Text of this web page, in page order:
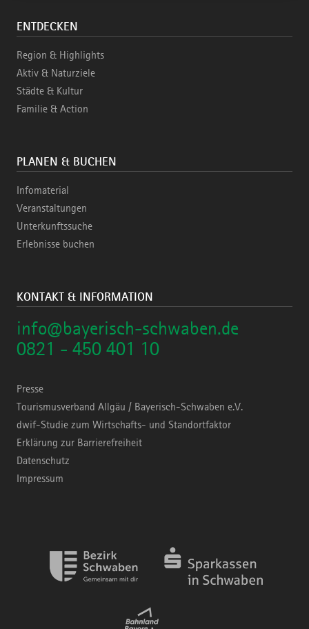
ENTDECKEN
Region & Highlights
Aktiv & Naturziele
Städte & Kultur
Familie & Action
PLANEN & BUCHEN
Infomaterial
Veranstaltungen
Unterkunftssuche
Erlebnisse buchen
KONTAKT & INFORMATION
info@bayerisch-schwaben.de
0821 - 450 401 10
Presse
Tourismusverband Allgäu / Bayerisch-Schwaben e.V.
dwif-Studie zum Wirtschafts- und Standortfaktor
Erklärung zur Barrierefreiheit
Datenschutz
Impressum